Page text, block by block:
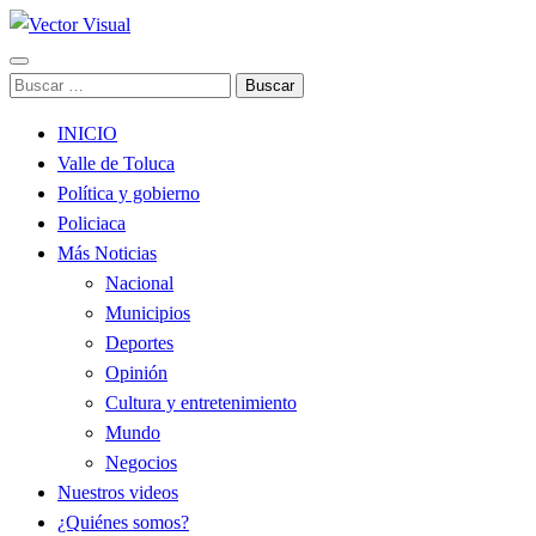
Vector Visual
Noticias y Producción Audiovisual
Buscar:
INICIO
Valle de Toluca
Política y gobierno
Policiaca
Más Noticias
Nacional
Municipios
Deportes
Opinión
Cultura y entretenimiento
Mundo
Negocios
Nuestros videos
¿Quiénes somos?